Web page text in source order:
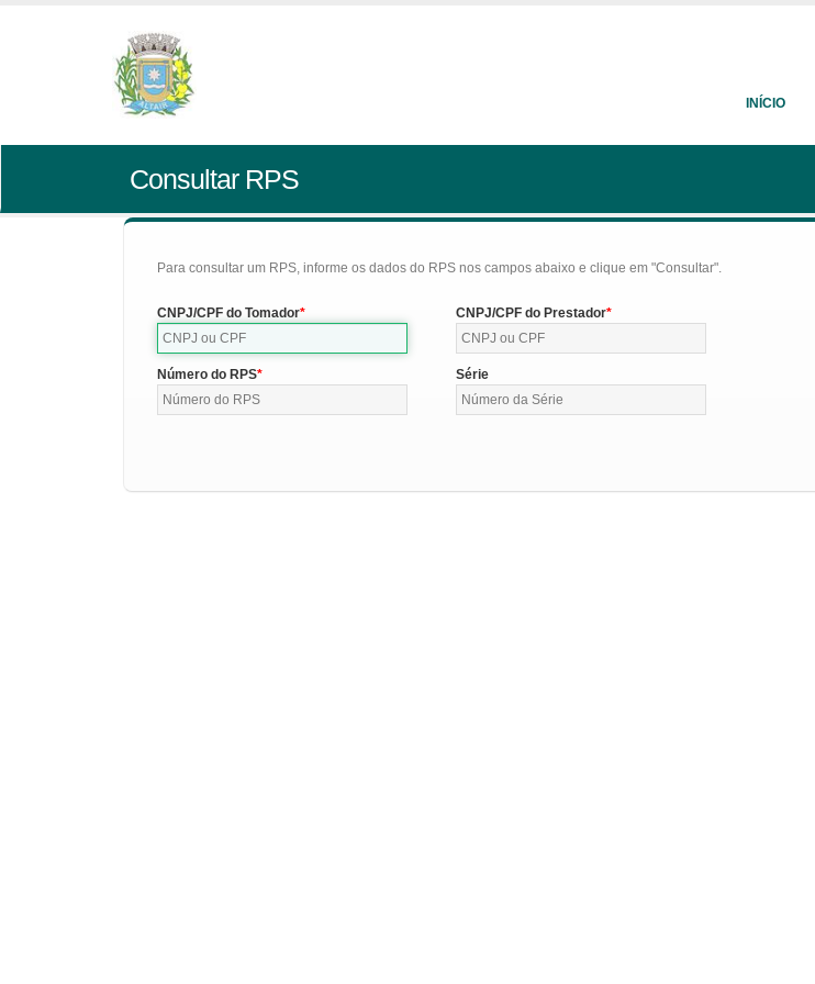
INÍCIO
Consultar RPS
Para consultar um RPS, informe os dados do RPS nos campos abaixo e clique em "Consultar".
CNPJ/CPF do Tomador CNPJ/CPF do Prestador
Número do RPS Série